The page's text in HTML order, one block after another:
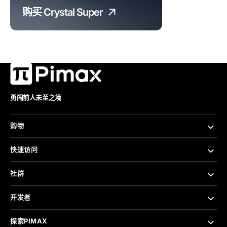
购买 Crystal Super
勇闯前人未至之境
购物
快速访问
社群
开发者
探索PIMAX